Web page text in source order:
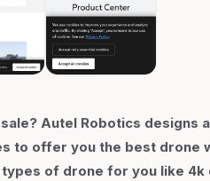
Autel Robotics designs
to offer you the best drone
types of drone for you like 4k